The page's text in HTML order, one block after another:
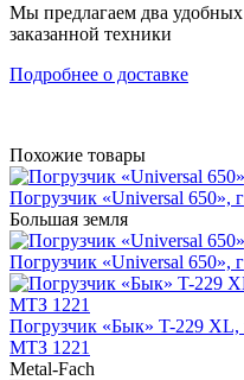
Мы предлагаем два
заказанной техники
Подробнее о доставке
Похожие товары
Погрузчик «Universal 650»,
Большая земля
Погрузчик «Universal 650»,
Погрузчик «Бык» T-229 XL,
МТЗ 1221
Metal-Fach